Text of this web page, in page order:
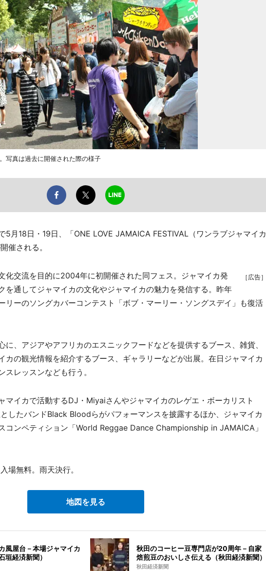
写真は過去に開催された際の様子
月18日・19日、「ONE LOVE JAMAICA FESTIVAL（ワンラブジャマイカ
催される。
［広告］
化交流を目的に2004年に初開催された同フェス。ジャマイカ発
を通してジャマイカの文化やジャマイカの魅力を発信する。昨年
リーのソングカバーコンテスト「ボブ・マーリー・ソングスデイ」も復活
、アジアやアフリカのエスニックフードなどを提供するブース、雑貨、
カの観光情報を紹介するブース、ギャラリーなどが出展。在日ジャマイカ
レッスンなども行う。
イカで活動するDJ・Miyaiさんやジャマイカのレゲエ・ボーカリスト
したバンドBlack Bloodらがパフォーマンスを披露するほか、ジャマイカ
コンペティション「World Reggae Dance Championship in JAMAICA」
場無料。雨天決行。
地図を見る
風屋台－本場ジャマイカ
垣経済新聞）
秋田のコーヒー豆専門店が20周年－自家
焙煎豆のおいしさ伝える（秋田経済新聞）
秋田経済新聞